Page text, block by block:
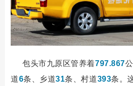
包头市九原区管养着797.867
道6条、乡道31条、村道393条。